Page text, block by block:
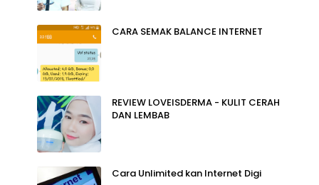
CARA SEMAK BALANCE INTERNET
REVIEW LOVEISDERMA - KULIT CERAH
DAN LEMBAB
Cara Unlimited kan Internet Digi